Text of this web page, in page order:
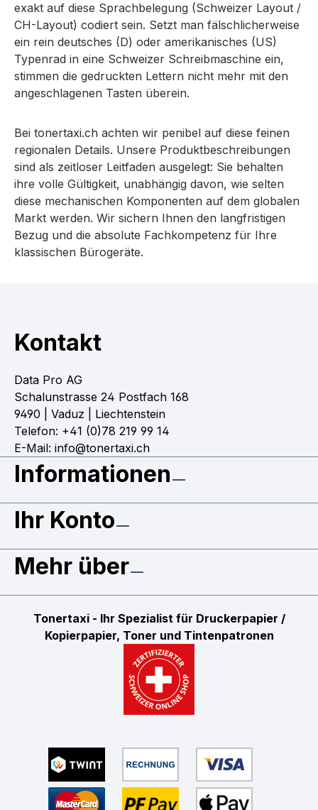
exakt auf diese Sprachbelegung (Schweizer Layout /
CH-Layout) codiert sein. Setzt man fälschlicherweise
ein rein deutsches (D) oder amerikanisches (US)
Typenrad in eine Schweizer Schreibmaschine ein,
stimmen die gedruckten Lettern nicht mehr mit den
angeschlagenen Tasten überein.
Bei tonertaxi.ch achten wir penibel auf diese feinen
regionalen Details. Unsere Produktbeschreibungen
sind als zeitloser Leitfaden ausgelegt: Sie behalten
ihre volle Gültigkeit, unabhängig davon, wie selten
diese mechanischen Komponenten auf dem globalen
Markt werden. Wir sichern Ihnen den langfristigen
Bezug und die absolute Fachkompetenz für Ihre
klassischen Bürogeräte.
Kontakt
Data Pro AG
Schalunstrasse 24 Postfach 168
9490 | Vaduz | Liechtenstein
Telefon: +41 (0)78 219 99 14
E-Mail: info@tonertaxi.ch
Informationen
Ihr Konto
Mehr über
Tonertaxi - Ihr Spezialist für Druckerpapier /
Kopierpapier, Toner und Tintenpatronen